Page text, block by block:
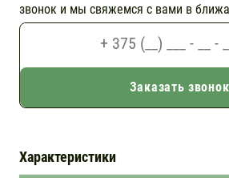
звонок и мы свяжемся с вами в
Заказать звонок
Характеристики